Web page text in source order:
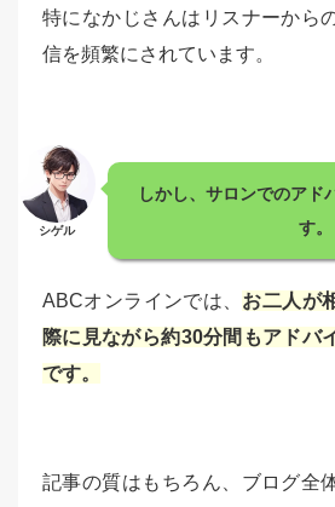
特になかじさんはリスナーから
信を頻繁にされています。
シゲル
しかし、サロンでのアド
す。
ABCオンラインでは、 お二人が
際に見ながら約30分間もアドバ
です。
記事の質はもちろん、ブログ全